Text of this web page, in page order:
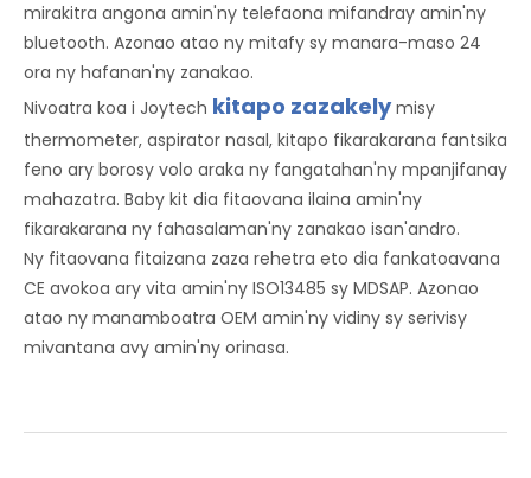
mirakitra angona amin'ny telefaona mifandray amin'ny
bluetooth. Azonao atao ny mitafy sy manara-maso 24
ora ny hafanan'ny zanakao.
Nivoatra koa i Joytech kitapo zazakelymisy
thermometer, aspirator nasal, kitapo fikarakarana fantsika
feno ary borosy volo araka ny fangatahan'ny mpanjifanay
mahazatra. Baby kit dia fitaovana ilaina amin'ny
fikarakarana ny fahasalaman'ny zanakao isan'andro.
Ny fitaovana fitaizana zaza rehetra eto dia fankatoavana
CE avokoa ary vita amin'ny ISO13485 sy MDSAP. Azonao
atao ny manamboatra OEM amin'ny vidiny sy serivisy
mivantana avy amin'ny orinasa.